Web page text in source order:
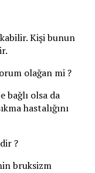
Kişi bunun
olağan mi ?
bağlı olsa da
hastalığını
?
bruksizm